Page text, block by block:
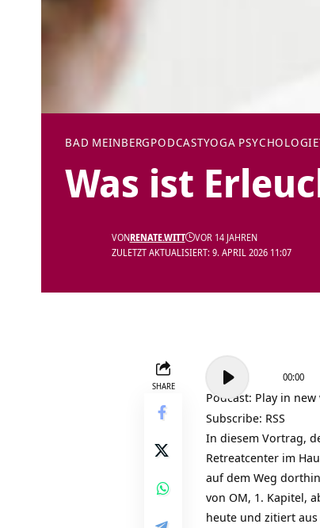
BAD MEINBERGPODCASTYOGA PSYCHOLOGIE
Was ist
ZULETZT AKTUALISIERT: 9. APRIL 2026 11:07
VONRENATE.WITT VOR 14 JAHREN
SHARE
Audio-
Player
00:00
Podcast: Play in
Subscribe: RSS
In diesem Vortrag,
Retreatcenter im
auf dem Weg
von OM, 1. Kapitel,
heute und zitiert aus